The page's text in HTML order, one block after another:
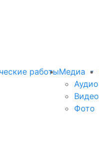
работыМедиа
Аудио
Видео
Фото